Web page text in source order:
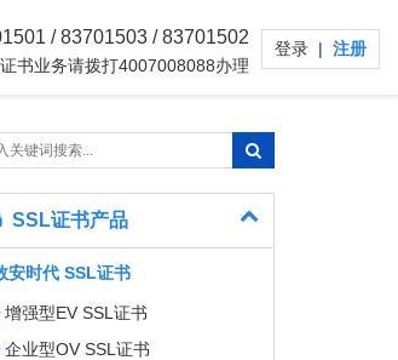
/ 83701503 / 83701502
书业务请拨打4007008088办理
登录 | 注册
SSL证书产品
安时代 SSL证书
增强型EV SSL证书
企业型OV SSL证书